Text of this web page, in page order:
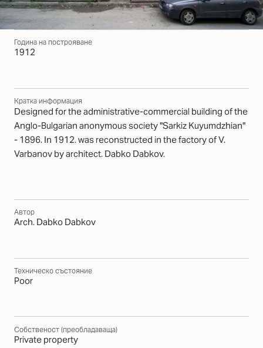
Година на построяване
1912
Кратка информация
Designed for the administrative-commercial building of the
Anglo-Bulgarian anonymous society "Sarkiz Kuyumdzhian"
- 1896. In 1912. was reconstructed in the factory of V.
Varbanov by architect. Dabko Dabkov.
Автор
Arch. Dabko Dabkov
Техническо състояние
Poor
Собственост (преобладаваща)
Private property